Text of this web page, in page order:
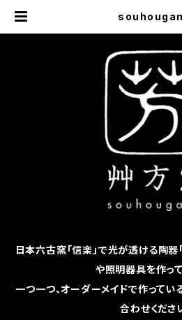
日本六古窯「信楽」で光が透ける陶器
や照明器具を作って
一つ一つ、オーダーメイドで作って
合わせくださ